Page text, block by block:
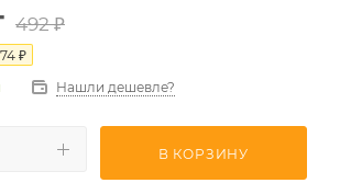
492₽
74 ₽
Нашли дешевле?
В КОРЗИНУ